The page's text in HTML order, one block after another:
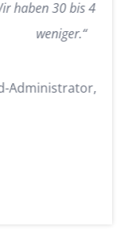
Stunde
Das
unserer